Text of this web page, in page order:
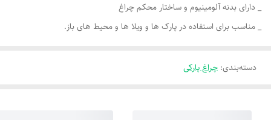
_ دارای بدنه آلومینیوم و ساختار محکم چراغ
_ مناسب برای استفاده در پارک ها و ویلا ها و محیط های باز.
دسته‌بندی: چراغ پارکی